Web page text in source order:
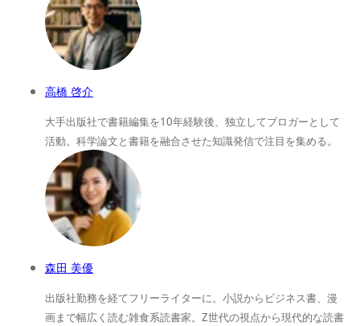
高橋 啓介
大手出版社で書籍編集を10年経験後、独立してブロガーとして
活動。科学論文と書籍を融合させた知識発信で注目を集める。
森田 美優
出版社勤務を経てフリーライターに。小説からビジネス書、漫
画まで幅広く読む雑食系読書家。Z世代の視点から現代的な読書